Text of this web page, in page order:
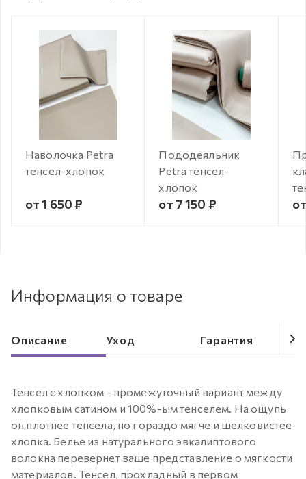
Наволочка Petra
тенсел-хлопок
от 1 650 ₽
Пододеяльник
Petra тенсел-
хлопок
от 7 150 ₽
Информация о товаре
Описание Уход Гарантия
Тенсел с хлопком - промежуточный вариант между
хлопковым сатином и 100%-ым тенселем. На ощупь
он плотнее тенсела, но гораздо мягче и шелковистее
хлопка. Белье из натурального эвкалиптового
волокна перевернет ваше представление о мягкости
материалов. Тенсел, прохладный в первом